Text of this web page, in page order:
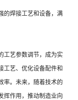
的焊接工艺和设备，满
工艺参数调节，成为实
工艺、优化设备配件和
率。未来，随着技术的
挥作用，推动制造业向